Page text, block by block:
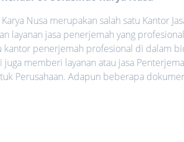
Nusa merupakan salah satu Kantor
layanan jasa penerjemah yang
kantor penerjemah profesional di dalam
memberi layanan atau jasa
Perusahaan. Adapun beberapa